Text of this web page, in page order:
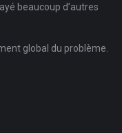
beaucoup d’autres
global du problème.